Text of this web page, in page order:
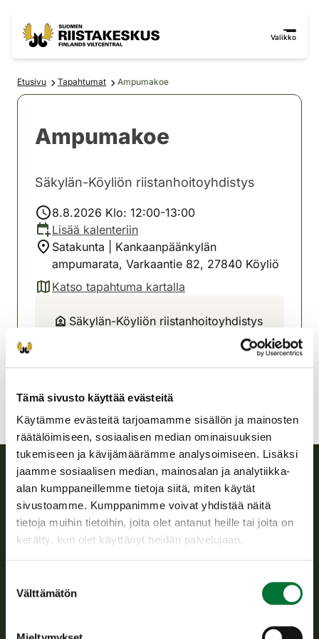
Tämä sivusto käyttää evästeitä
Käytämme evästeitä tarjoamamme sisällön ja mainosten
räätälöimiseen, sosiaalisen median ominaisuuksien
tukemiseen ja kävijämäärämme analysoimiseen. Lisäksi
jaamme sosiaalisen median, mainosalan ja analytiikka-
alan kumppaneillemme tietoja siitä, miten käytät
sivustoamme. Kumppanimme voivat yhdistää näitä
tietoja muihin tietoihin, joita olet antanut heille tai joita on
kerätty, kun olet käyttänyt heidän palvelujaan.
valinta
Välttämätön
Valikko
Etusivu Tapahtumat Ampumakoe
Ampumakoe
Säkylän-Köyliön riistanhoitoyhdistys
8.8.2026 Klo: 12:00-13:00
Lisää kalenteriin
Satakunta | Kankaanpäänkylän
ampumarata, Varkaantie 82, 27840 Köyliö
Katso tapahtuma kartalla
(avautuu uuteen välilehteen)
Säkylän-Köyliön riistanhoitoyhdistys
Suomen riistakeskus
Suomen riistakeskus edistää kestävää riistataloutta, tukee
riistanhoitoyhdistysten toimintaa ja huolehtii riistapolitiikan
Tietoa meistä